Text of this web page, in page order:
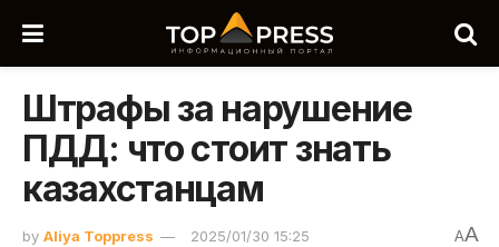
Штрафы за нарушение
ПДД: что стоит знать
казахстанцам
by Aliya Toppress 2025/01/30 15:25 AA